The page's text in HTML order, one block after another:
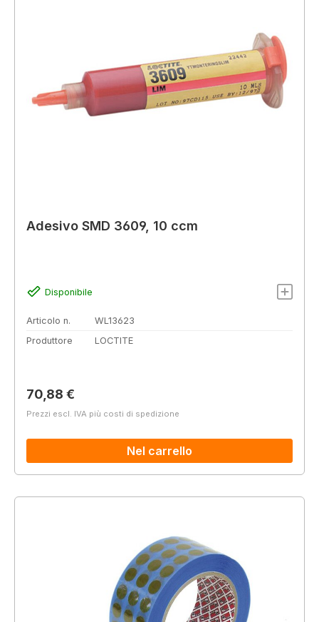
Adesivo SMD 3609, 10 ccm
Disponibile
Articolo n.
WL13623
Produttore
LOCTITE
Prezzo normale:
70,88 €
Prezzi escl. IVA più costi di spedizione
Nel carrello